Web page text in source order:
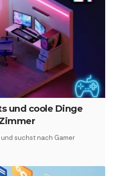
und coole Dinge
suchst nach Gamer